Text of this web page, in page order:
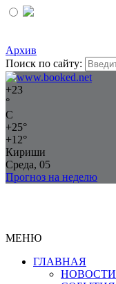
Архив
Поиск по сайту:
+23
°
C
+25°
+12°
Кириши
Среда, 05
Прогноз на неделю
МЕНЮ
ГЛАВНАЯ
НОВОСТИ